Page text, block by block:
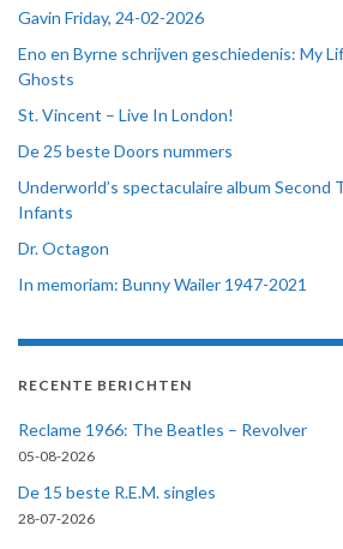
Gavin Friday, 24-02-2026
Eno en Byrne schrijven geschiedenis: My
Ghosts
St. Vincent – Live In London!
De 25 beste Doors nummers
Underworld’s spectaculaire album Second
Infants
Dr. Octagon
In memoriam: Bunny Wailer 1947-2021
RECENTE BERICHTEN
Reclame 1966: The Beatles – Revolver
05-08-2026
De 15 beste R.E.M. singles
28-07-2026